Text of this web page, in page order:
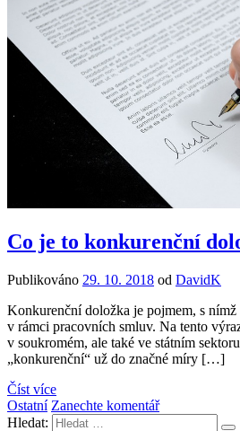
Co je to konkurenční
Publikováno 29. 10. 2018 od DavidK
Konkurenční doložka je pojmem, s nímž
v rámci pracovních smluv. Na tento
v soukromém, ale také ve státním
„konkurenční“ už do značné míry […]
Číst více
Ostatní Zanechte komentář
Hledat: